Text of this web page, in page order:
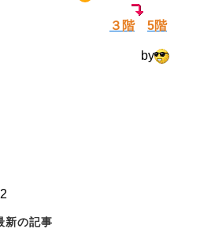
３階 5階
新の記事